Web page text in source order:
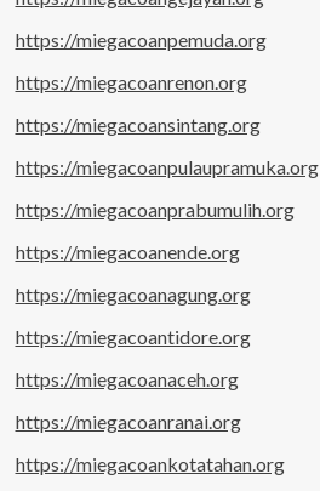
https://miegacoanpemuda.org
https://miegacoanrenon.org
https://miegacoansintang.org
https://miegacoanpulaupramuka.org
https://miegacoanprabumulih.org
https://miegacoanende.org
https://miegacoanagung.org
https://miegacoantidore.org
https://miegacoanaceh.org
https://miegacoanranai.org
https://miegacoankotatahan.org